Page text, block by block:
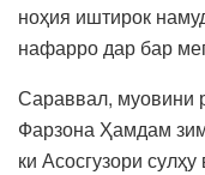
ноҳия иштирок
нафарро дар бар
Сараввал, муовини
Фарзона Ҳамдам
ки Асосгузори